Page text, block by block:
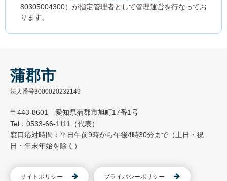
80305004300）が指定管理者として管理運営を行なってお
ります。
蒲郡市
法人番号3000020232149
〒443-8601 愛知県蒲郡市旭町17番1号
Tel：0533-66-1111（代表）
窓口応対時間：平日午前9時から午後4時30分まで（土日・祝
日・年末年始を除く）
サイトポリシー プライバシーポリシー